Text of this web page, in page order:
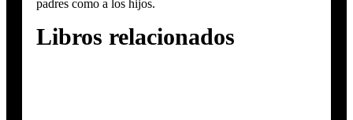
padres como a los hijos.
Libros relacionados